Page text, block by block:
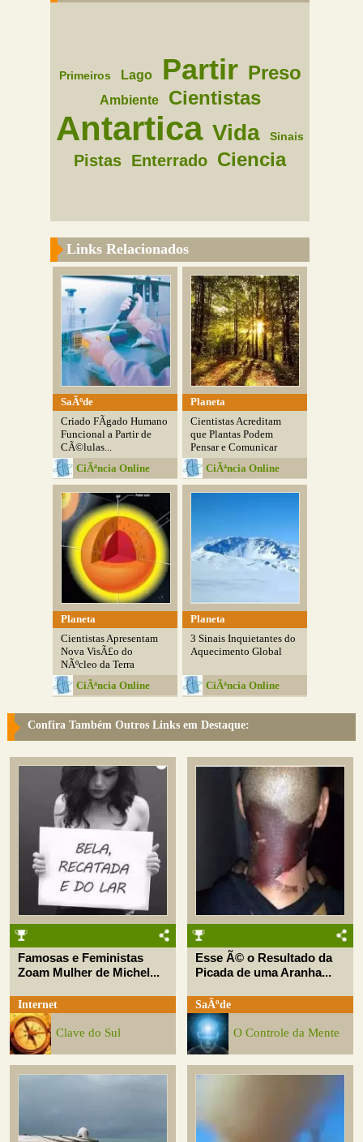
Primeiros Lago Partir Preso
Ambiente Cientistas
Antartica Vida Sinais
Pistas Enterrado Ciencia
Links Relacionados
SaÃºde
Criado FÃ­gado Humano
Funcional a Partir de
CÃ©lulas...
CiÃªncia Online
Planeta
Cientistas Acreditam
que Plantas Podem
Pensar e Comunicar
CiÃªncia Online
Planeta
Cientistas Apresentam
Nova VisÃ£o do
NÃºcleo da Terra
CiÃªncia Online
Planeta
3 Sinais Inquietantes do
Aquecimento Global
CiÃªncia Online
Confira Também Outros Links em Destaque:
Famosas e Feministas
Zoam Mulher de Michel...
Internet
Clave do Sul
Esse Ã© o Resultado da
Picada de uma Aranha...
SaÃºde
O Controle da Mente